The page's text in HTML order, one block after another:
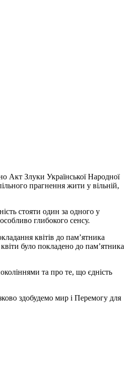
Акт Злуки Української Народної
прагнення жити у вільній,
стояти один за одного у
глибокого сенсу.
квітів до пам’ятника
було покладено до пам’ятника
та про те, що єдність
здобудемо мир і Перемогу для